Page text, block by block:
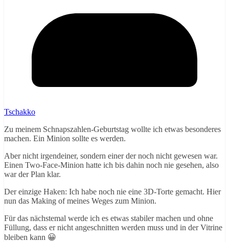
Tschakko
Zu meinem Schnapszahlen-Geburtstag wollte ich etwas besonderes
machen. Ein Minion sollte es werden.
Aber nicht irgendeiner, sondern einer der noch nicht gewesen war.
Einen Two-Face-Minion hatte ich bis dahin noch nie gesehen, also
war der Plan klar.
Der einzige Haken: Ich habe noch nie eine 3D-Torte gemacht. Hier
nun das Making of meines Weges zum Minion.
Für das nächstemal werde ich es etwas stabiler machen und ohne
Füllung, dass er nicht angeschnitten werden muss und in der Vitrine
bleiben kann 😀